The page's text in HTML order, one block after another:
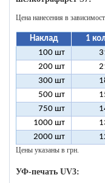
Цена нанесения в
Наклад 1
100 шт
200 шт
300 шт
500 шт
750 шт
1000 шт
2000 шт
Цены указаны в грн.
УФ-печать UV3: